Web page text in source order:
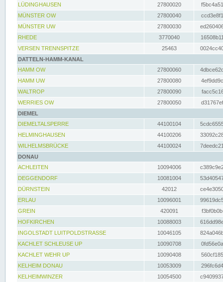
LÜDINGHAUSEN
27800020
MÜNSTER OW
27800040
MÜNSTER UW
27800030
RHEDE
3770040
VERSEN TRENNSPITZE
25463
DATTELN-HAMM-KANAL
HAMM OW
27800060
HAMM UW
27800080
WALTROP
27800090
WERRIES OW
27800050
DIEMEL
DIEMELTALSPERRE
44100104
HELMINGHAUSEN
44100206
WILHELMSBRÜCKE
44100024
DONAU
ACHLEITEN
10094006
DEGGENDORF
10081004
DÜRNSTEIN
42012
ERLAU
10096001
GREIN
420091
HOFKIRCHEN
10088003
INGOLSTADT LUITPOLDSTRASSE
10046105
KACHLET SCHLEUSE UP
10090708
KACHLET WEHR UP
10090408
KELHEIM DONAU
10053009
KELHEIMWINZER
10054500